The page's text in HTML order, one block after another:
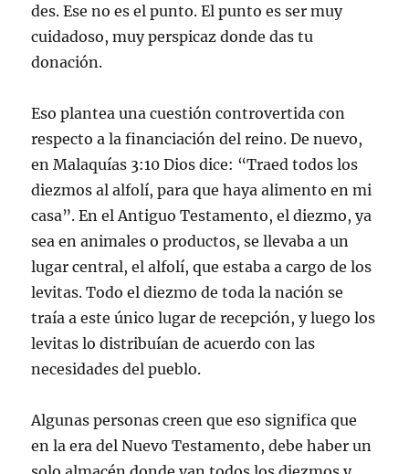
des. Ese no es el punto. El punto es ser muy
cuidadoso, muy perspicaz donde das tu
donación.
Eso plantea una cuestión controvertida con
respecto a la financiación del reino. De nuevo,
en Malaquías 3:10 Dios dice: “Traed todos los
diezmos al alfolí, para que haya alimento en mi
casa”. En el Antiguo Testamento, el diezmo, ya
sea en animales o productos, se llevaba a un
lugar central, el alfolí, que estaba a cargo de los
levitas. Todo el diezmo de toda la nación se
traía a este único lugar de recepción, y luego los
levitas lo distribuían de acuerdo con las
necesidades del pueblo.
Algunas personas creen que eso significa que
en la era del Nuevo Testamento, debe haber un